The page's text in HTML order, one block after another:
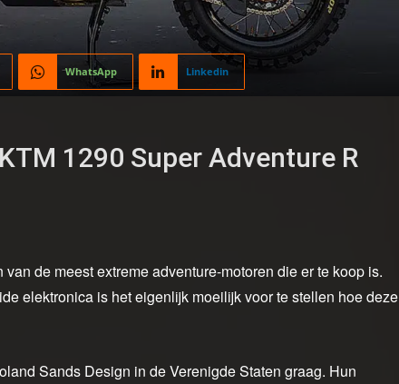
WhatsApp Linkedin
1290 Super Adventure R
de meest extreme adventure-motoren die er te koop is.
elektronica is het eigenlijk moeilijk voor te stellen hoe deze
Sands Design in de Verenigde Staten graag. Hun